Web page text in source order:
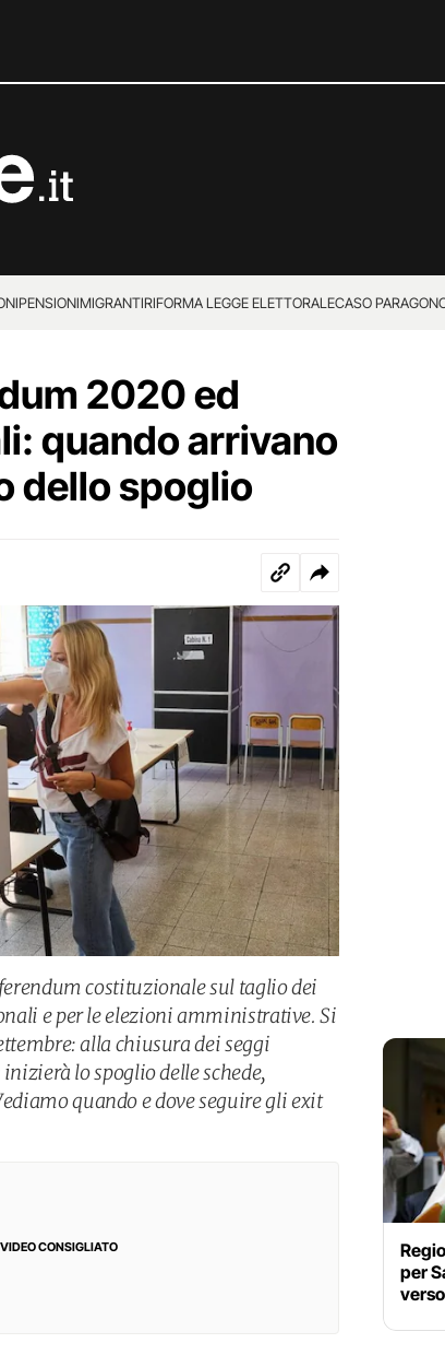
PENSIONIMIGRANTIRIFORMA LEGGE ELETTORALECASO PARAGON
2020 ed
quando arrivano
dello spoglio
costituzionale sul taglio dei
e per le elezioni amministrative. Si
alla chiusura dei seggi
lo spoglio delle schede,
quando e dove seguire gli exit
VIDEO CONSIGLIATO
per